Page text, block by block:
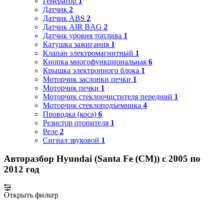
Датчик 2
Датчик ABS 2
Датчик AIR BAG 2
Датчик уровня топлива 1
Катушка зажигания 1
Клапан электромагнитный 1
Кнопка многофункциональная 6
Крышка электронного блока 1
Моторчик заслонки печки 1
Моторчик печки 1
Моторчик стеклоочистителя передний 1
Моторчик стеклоподъемника 4
Проводка (коса) 6
Резистор отопителя 1
Реле 2
Сигнал звуковой 1
Авторазбор Hyundai (Santa Fe (CM)) с 2005 по
2012 год
Открыть фильтр